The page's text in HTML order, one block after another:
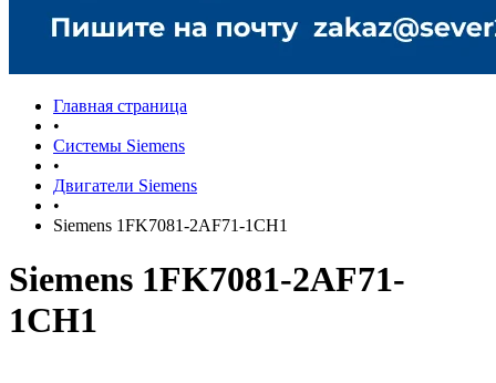
Главная страница
•
Системы Siemens
•
Двигатели Siemens
•
Siemens 1FK7081-2AF71-1CH1
Siemens 1FK7081-2AF71-
1CH1